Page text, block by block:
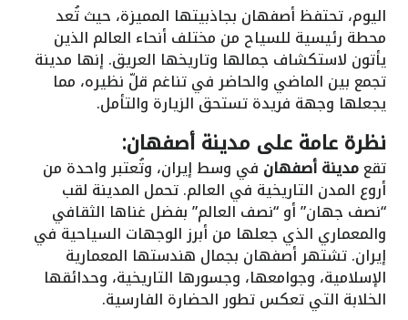
اليوم، تحتفظ أصفهان بجاذبيتها المميزة، حيث تُعد
محطة رئيسية للسياح من مختلف أنحاء العالم الذين
يأتون لاستكشاف جمالها وتاريخها العريق. إنها مدينة
تجمع بين الماضي والحاضر في تناغم قلّ نظيره، مما
يجعلها وجهة فريدة تستحق الزيارة والتأمل.
نظرة عامة على مدينة أصفهان:
تقعمدينة أصفهان في وسط إيران، وتُعتبر واحدة من
أروع المدن التاريخية في العالم. تحمل المدينة لقب
“نصف جهان” أو “نصف العالم” بفضل غناها الثقافي
والمعماري الذي جعلها من أبرز الوجهات السياحية في
إيران. تشتهر أصفهان بجمال هندستها المعمارية
الإسلامية، وجوامعها، وجسورها التاريخية، وحدائقها
الخلابة التي تعكس تطور الحضارة الفارسية.